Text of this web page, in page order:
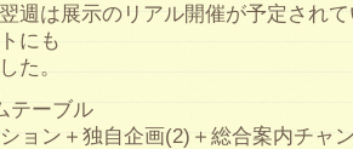
週は展示のリアル開催が予定され
にも
た。
テーブル
ョン＋独自企画(2)＋総合案内チャ